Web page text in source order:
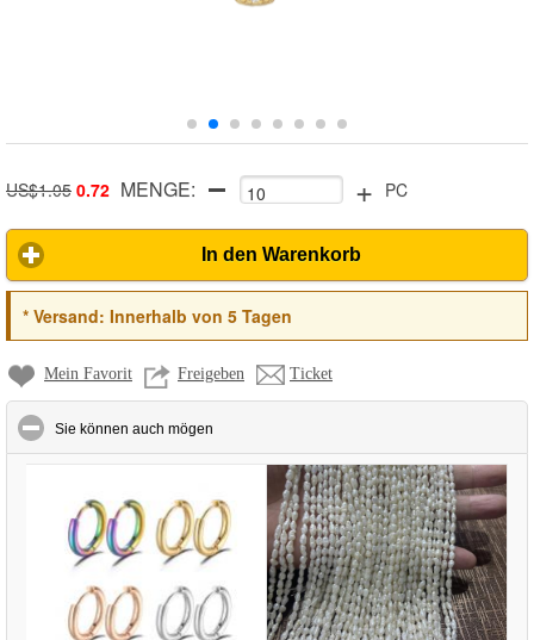
US$1.05 0.72 MENGE: + PC
In den Warenkorb
*Versand: Innerhalb von 5 Tagen
Mein Favorit Freigeben Ticket
Sie können auch mögen